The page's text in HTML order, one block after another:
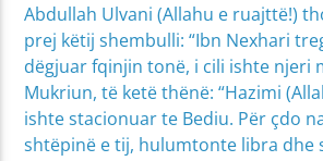
Abdullah Ulvani (Allahu e ruajttë!)
prej këtij shembulli: “Ibn Nexhari
dëgjuar fqinjin tonë, i cili ishte njeri
Mukriun, të ketë thënë: “Hazimi
ishte stacionuar te Bediu. Për çdo
shtëpinë e tij, hulumtonte libra dhe